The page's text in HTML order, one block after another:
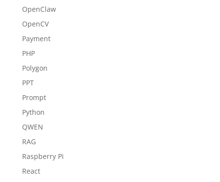
OpenClaw
OpenCV
Payment
PHP
Polygon
PPT
Prompt
Python
QWEN
RAG
Raspberry Pi
React